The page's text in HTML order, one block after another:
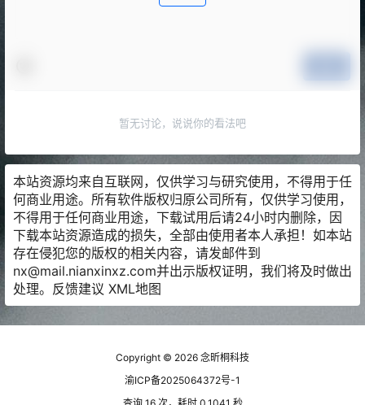
暂无讨论，说说你的看法吧
本站资源均来自互联网，仅供学习与研究使用，不得用于任
何商业用途。所有软件版权归原公司所有，仅供学习使用，
不得用于任何商业用途，下载试用后请24小时内删除，因
下载本站资源造成的损失，全部由使用者本人承担！如本站
存在侵犯您的版权的相关内容，请发邮件到
nx@mail.nianxinxz.com并出示版权证明，我们将及时做出
处理。 反馈建议 XML地图
Copyright © 2026 念昕桐科技
渝ICP备2025064372号-1